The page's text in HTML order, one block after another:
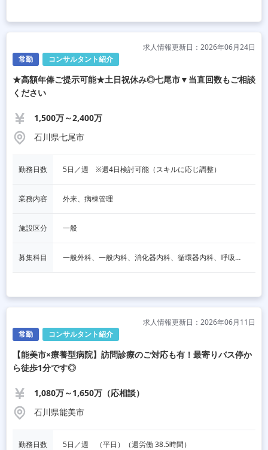
常勤 コンサルタント紹介
求人情報更新日：2026年06月24日
★高額年俸ご提示可能★土日祝休み◎七尾市▼当直回数もご相談
ください
1,500万～2,400万
石川県七尾市
勤務日数 5日／週　※週4日検討可能（スキルに応じ調整）
業務内容 外来、病棟管理
施設区分 一般
募集科目 一般外科、一般内科、消化器内科、循環器内科、呼吸器内科、血液内科、脳神経内科、内分泌内科、老人内科、消化器外科、その他
常勤 コンサルタント紹介
求人情報更新日：2026年06月11日
【能美市×療養型病院】訪問診療のご対応も有！最寄りバス停か
ら徒歩1分です◎
1,080万～1,650万（応相談）
石川県能美市
勤務日数 5日／週　（平日）（週労働 38.5時間）